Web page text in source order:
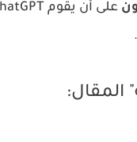
المقال: